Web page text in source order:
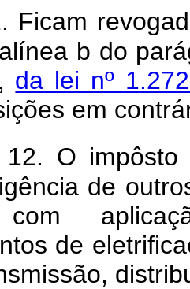
Ficam
b do
da lei nº
em
12. O impôsto
de
com
de